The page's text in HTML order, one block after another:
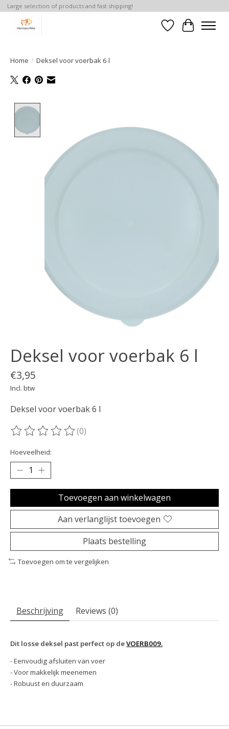
Large selection of products and fast shipping!
Verlanglijst
Home / Deksel voor voerbak 6 l
Deksel voor voerbak 6 l
€3,95
Incl. btw
Deksel voor voerbak 6 l
De beoordeling van dit product is
(0)
Hoeveelheid:
Toevoegen aan winkelwagen
Aan verlanglijst toevoegen
Plaats bestelling
Toevoegen om te vergelijken
Beschrijving Reviews (0)
Dit losse deksel past perfect op deVOERB009.
- Eenvoudig afsluiten van voer
- Voor makkelijk meenemen
- Robuust en duurzaam